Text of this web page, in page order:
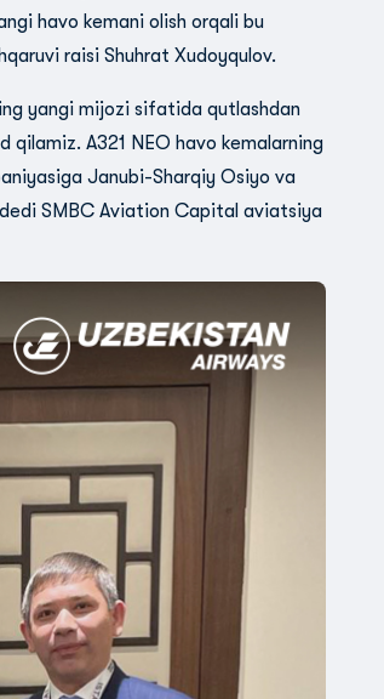
havo kemani olish orqali bu
raisi Shuhrat Xudoyqulov.
yangi mijozi sifatida qutlashdan
A321 NEO havo kemalarning
Janubi-Sharqiy Osiyo va
SMBC Aviation Capital aviatsiya